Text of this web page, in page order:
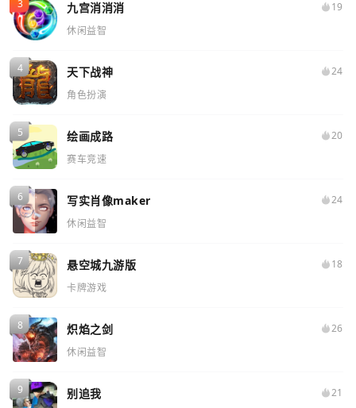
九宫消消消
19
休闲益智
天下战神
24
角色扮演
绘画成路
20
赛车竞速
写实肖像maker
24
休闲益智
悬空城九游版
18
卡牌游戏
炽焰之剑
26
休闲益智
别追我
21